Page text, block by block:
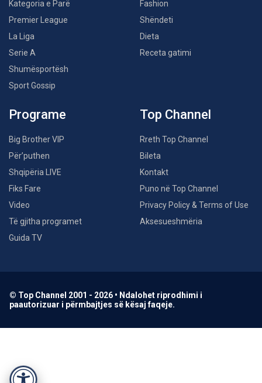
Kategoria e Parë
Premier League
La Liga
Serie A
Shumësportësh
Sport Gossip
Fashion
Shëndeti
Dieta
Receta gatimi
Programe
Big Brother VIP
Për’puthen
Shqipëria LIVE
Fiks Fare
Video
Të gjitha programet
Guida TV
Top Channel
Rreth Top Channel
Bileta
Kontakt
Puno në Top Channel
Privacy Policy & Terms of Use
Aksesueshmëria
© Top Channel 2001 - 2026 • Ndalohet riprodhimi i
paautorizuar i përmbajtjes së kësaj faqeje.